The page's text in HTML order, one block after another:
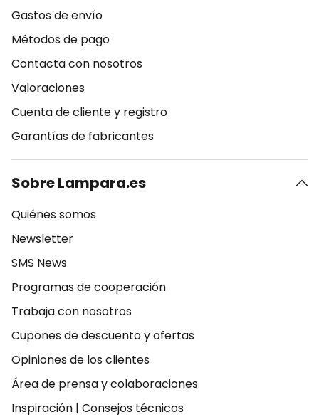
Gastos de envío
Métodos de pago
Contacta con nosotros
Valoraciones
Cuenta de cliente y registro
Garantías de fabricantes
Sobre Lampara.es
Quiénes somos
Newsletter
SMS News
Programas de cooperación
Trabaja con nosotros
Cupones de descuento y ofertas
Opiniones de los clientes
Área de prensa y colaboraciones
Inspiración | Consejos técnicos